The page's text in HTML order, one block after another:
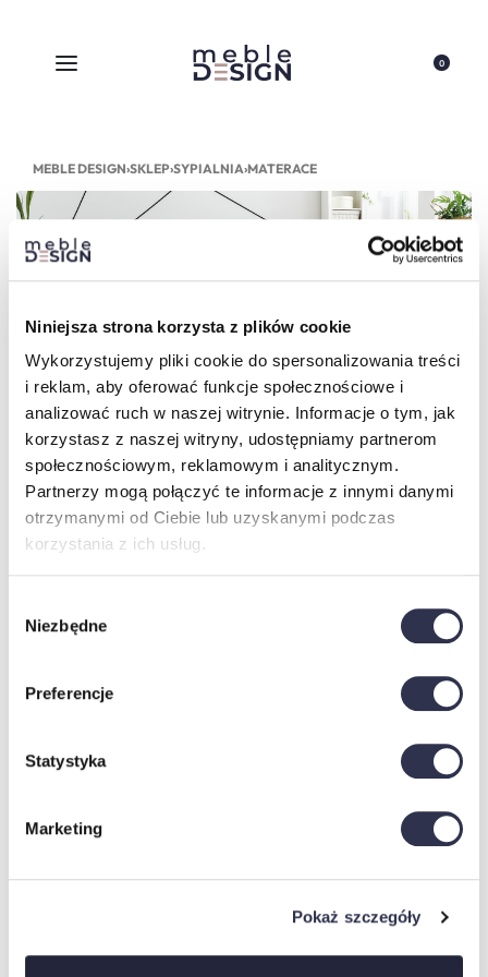
Niniejsza strona korzysta z plików cookie
Wykorzystujemy pliki cookie do spersonalizowania treści
i reklam, aby oferować funkcje społecznościowe i
analizować ruch w naszej witrynie. Informacje o tym, jak
korzystasz z naszej witryny, udostępniamy partnerom
społecznościowym, reklamowym i analitycznym.
Partnerzy mogą połączyć te informacje z innymi danymi
otrzymanymi od Ciebie lub uzyskanymi podczas
korzystania z ich usług.
zgody
Niezbędne
Preferencje
Statystyka
Marketing
Pokaż szczegóły
0
MEBLE DESIGN›SKLEP›SYPIALNIA›MATERACE
MATERACE
Nie znaleziono produktów, których szukasz.
ul. Lawendowa 14
biuro@meble.design
MEBLE PREMIUM PROSTO OD PRODUCENTA